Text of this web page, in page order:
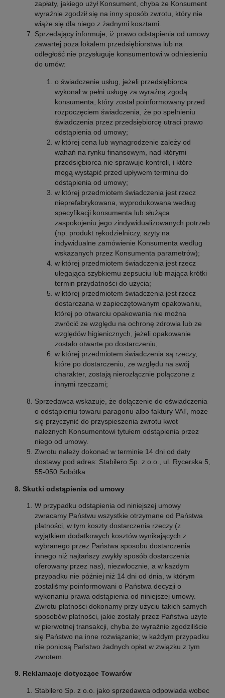
zapłaty, jakiego użył Konsument, chyba że Konsument
wyraźnie zgodził się na inny sposób zwrotu, który nie
wiąże się dla niego z żadnymi kosztami.
Sprzedający informuje, iż prawo odstąpienia od umowy
zawartej poza lokalem przedsiębiorstwa lub na
odległość nie przysługuje konsumentowi w odniesieniu
do umów:
o świadczenie usług, jeżeli przedsiębiorca
wykonał w pełni usługę za wyraźną zgodą
konsumenta, który został poinformowany przed
rozpoczęciem świadczenia, że po spełnieniu
świadczenia przez przedsiębiorcę utraci prawo
odstąpienia od umowy;
w której cena lub wynagrodzenie zależy od
wahań na rynku finansowym, nad którymi
przedsiębiorca nie sprawuje kontroli, i które
mogą wystąpić przed upływem terminu do
odstąpienia od umowy;
w której przedmiotem świadczenia jest rzecz
nieprefabrykowana, wyprodukowana według
specyfikacji konsumenta lub służąca
zaspokojeniu jego zindywidualizowanych potrzeb
(np. produkt rękodzielniczy, szyty na
indywidualne zamówienie Konsumenta według
wskazanych przez Konsumenta parametrów);
w której przedmiotem świadczenia jest rzecz
ulegająca szybkiemu zepsuciu lub mająca krótki
termin przydatności do użycia;
w której przedmiotem świadczenia jest rzecz
dostarczana w zapieczętowanym opakowaniu,
której po otwarciu opakowania nie można
zwrócić ze względu na ochronę zdrowia lub ze
względów higienicznych, jeżeli opakowanie
zostało otwarte po dostarczeniu;
w której przedmiotem świadczenia są rzeczy,
które po dostarczeniu, ze względu na swój
charakter, zostają nierozłącznie połączone z
innymi rzeczami;
Sprzedawca wskazuje, że dołączenie do oświadczenia
o odstąpieniu towaru paragonu albo faktury VAT, może
się przyczynić do przyspieszenia zwrotu kwot
należnych Konsumentowi tytułem odstąpienia przez
niego od umowy.
Zwrotu należy dokonać w terminie 14 dni od daty
dostawy pod adres: Stabilero Sp. z o.o., ul. Rycerska 5,
55-050 Sobótka.
8. Skutki odstąpienia od umowy
W przypadku odstąpienia od niniejszej umowy
zwracamy Państwu wszystkie otrzymane od Państwa
płatności, w tym koszty dostarczenia rzeczy (z
wyjątkiem dodatkowych kosztów wynikających z
wybranego przez Państwa sposobu dostarczenia
innego niż najtańszy zwykły sposób dostarczenia
oferowany przez nas), niezwłocznie, a w każdym
przypadku nie później niż 14 dni od dnia, w którym
zostaliśmy poinformowani o Państwa decyzji o
wykonaniu prawa odstąpienia od niniejszej umowy.
Zwrotu płatności dokonamy przy użyciu takich samych
sposobów płatności, jakie zostały przez Państwa użyte
w pierwotnej transakcji, chyba że wyraźnie zgodziliście
się Państwo na inne rozwiązanie; w każdym przypadku
nie poniosą Państwo żadnych opłat w związku z tym
zwrotem.
9. Reklamacje dotyczące Towarów
Stabilero Sp. z o.o. jako sprzedawca odpowiada wobec